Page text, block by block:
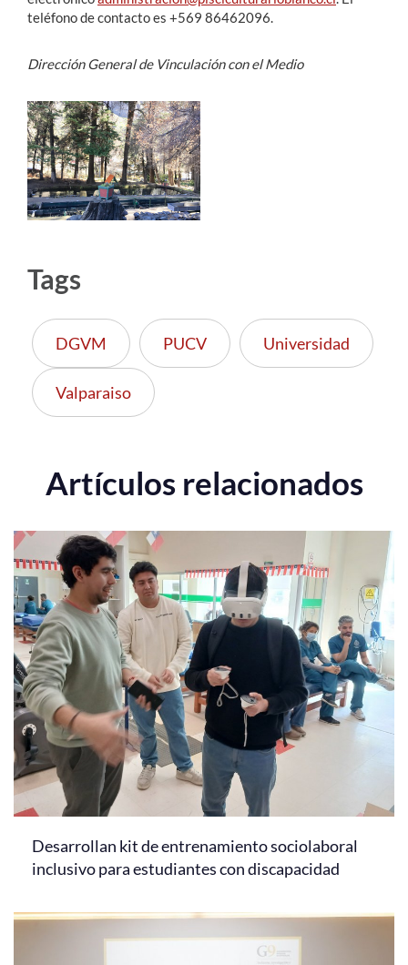
teléfono de contacto es +569 86462096.
Dirección General de Vinculación con el Medio
Tags
DGVM PUCV Universidad
Valparaiso
Artículos relacionados
Desarrollan kit de entrenamiento sociolaboral
inclusivo para estudiantes con discapacidad